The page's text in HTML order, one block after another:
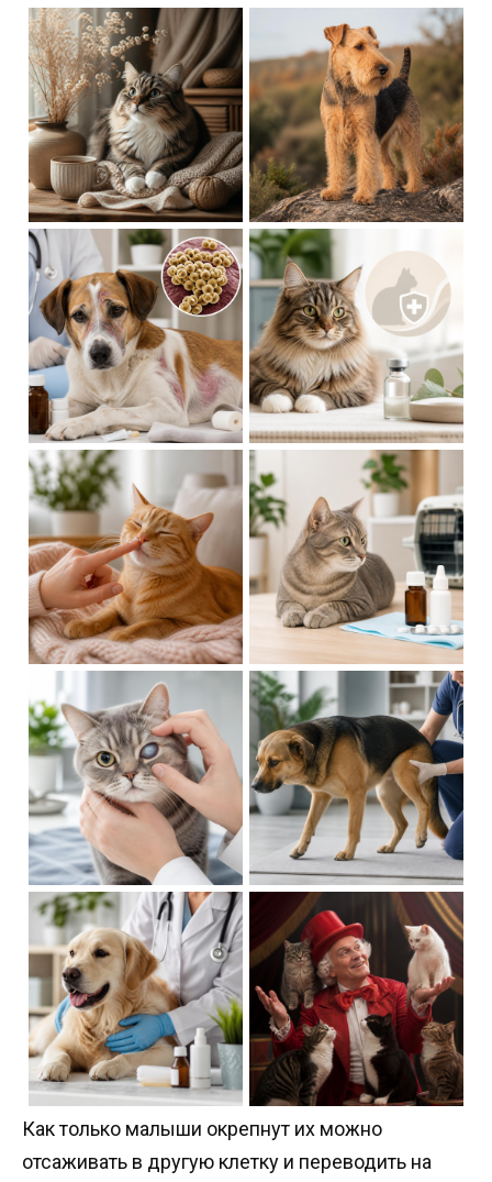
Как только малыши окрепнут их можно
отсаживать в другую клетку и переводить на